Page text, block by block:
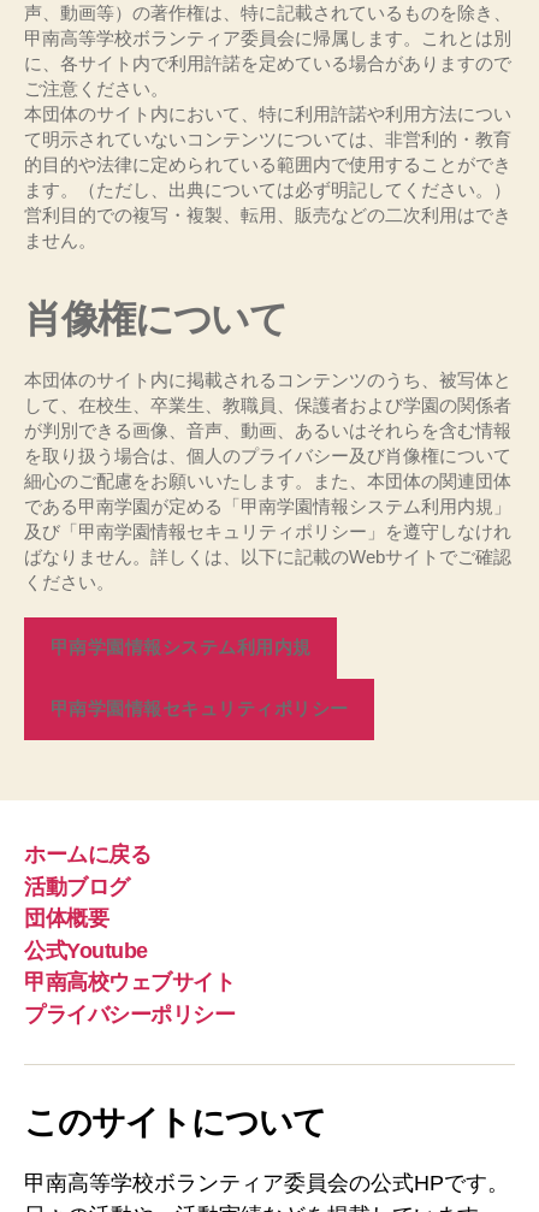
声、動画等）の著作権は、特に記載されているものを除き、
甲南高等学校ボランティア委員会に帰属します。これとは別
に、各サイト内で利用許諾を定めている場合がありますので
ご注意ください。
本団体のサイト内において、特に利用許諾や利用方法につい
て明示されていないコンテンツについては、非営利的・教育
的目的や法律に定められている範囲内で使用することができ
ます。（ただし、出典については必ず明記してください。）
営利目的での複写・複製、転用、販売などの二次利用はでき
ません。
肖像権について
本団体のサイト内に掲載されるコンテンツのうち、被写体と
して、在校生、卒業生、教職員、保護者および学園の関係者
が判別できる画像、音声、動画、あるいはそれらを含む情報
を取り扱う場合は、個人のプライバシー及び肖像権について
細心のご配慮をお願いいたします。また、本団体の関連団体
である甲南学園が定める「甲南学園情報システム利用内規」
及び「甲南学園情報セキュリティポリシー」を遵守しなけれ
ばなりません。詳しくは、以下に記載のWebサイトでご確認
ください。
甲南学園情報システム利用内規
甲南学園情報セキュリティポリシー
ホームに戻る
活動ブログ
団体概要
公式Youtube
甲南高校ウェブサイト
プライバシーポリシー
このサイトについて
甲南高等学校ボランティア委員会の公式HPです。